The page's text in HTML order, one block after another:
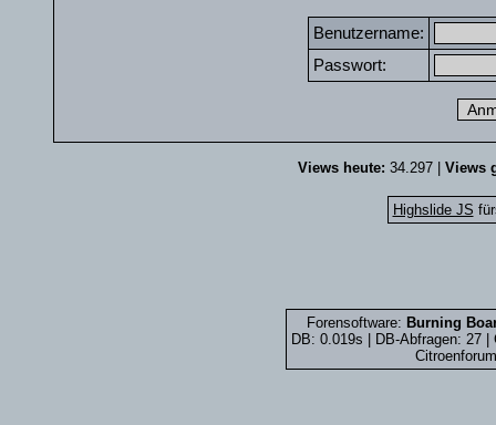
Benutzername:
Passwort:
Views heute: 34.297 | Views
Highslide JS
Forensoftware: Burning
DB: 0.019s | DB-Abfragen: 27